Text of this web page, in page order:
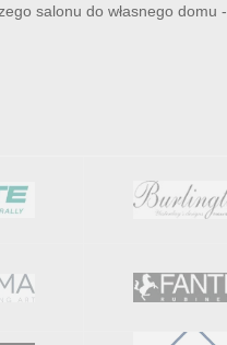
salonu do własnego domu -